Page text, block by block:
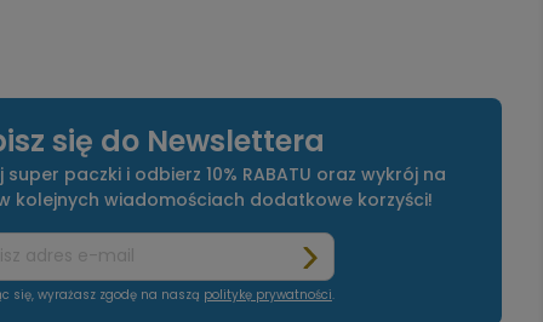
się do Newslettera
paczki i odbierz 10% RABATU oraz wykrój na
kolejnych wiadomościach dodatkowe korzyści!
się, wyrażasz zgodę na naszą politykę prywatności.